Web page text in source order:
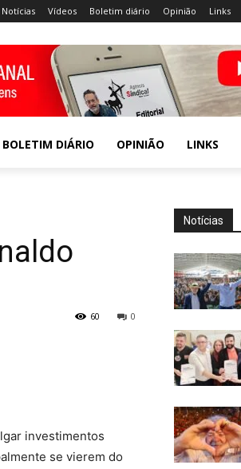
Notícias Vídeos Boletim diário Opinião Links
BOLETIM DIÁRIO OPINIÃO LINKS
0
60
investimentos
se vierem do
Notícias